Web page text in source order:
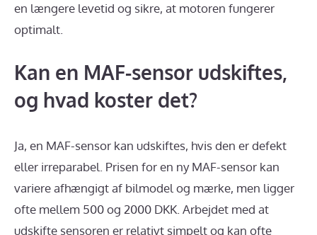
en længere levetid og sikre, at motoren fungerer
optimalt.
Kan en MAF-sensor udskiftes,
og hvad koster det?
Ja, en MAF-sensor kan udskiftes, hvis den er defekt
eller irreparabel. Prisen for en ny MAF-sensor kan
variere afhængigt af bilmodel og mærke, men ligger
ofte mellem 500 og 2000 DKK. Arbejdet med at
udskifte sensoren er relativt simpelt og kan ofte